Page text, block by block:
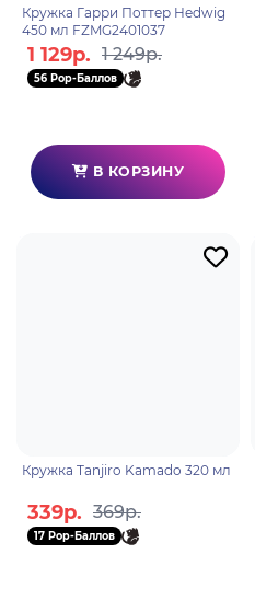
Кружка Гарри Поттер Hedwig
450 мл FZMG2401037
1 129р. 1 249р.
56 Pop-Баллов
В КОРЗИНУ
Кружка Tanjiro Kamado 320 мл
339р. 369р.
17 Pop-Баллов